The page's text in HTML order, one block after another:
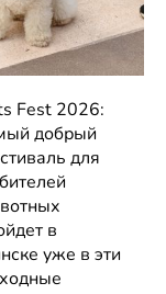
Fest 2026:
добрый
для
в
уже в эти